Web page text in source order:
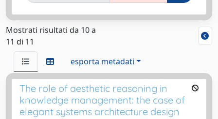
Mostrati risultati da 10 a
11 di 11
esporta metadati
The role of aesthetic reasoning in
knowledge management: the case of
elegant systems architecture design